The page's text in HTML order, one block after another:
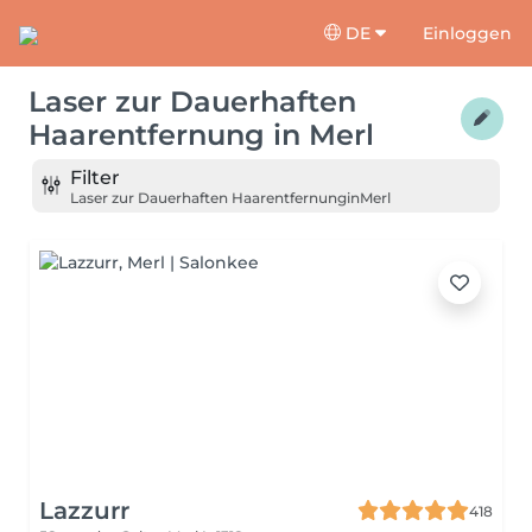
DE Einloggen
Laser zur Dauerhaften
Haarentfernung in Merl
Filter
Laser zur Dauerhaften HaarentfernunginMerl
Lazzurr
418